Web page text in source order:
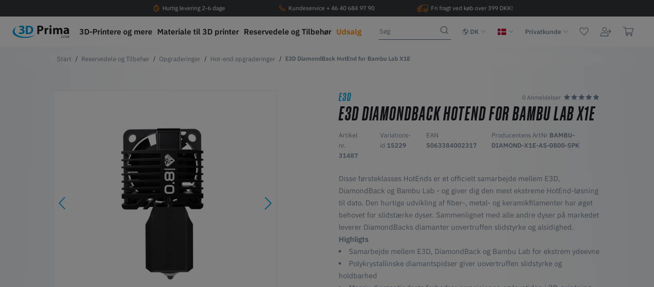
Hurtig levering 2-6 dage Kundeservice + 46 40 684 97 90 Fri fragt ved køb over 399 DKK!
3D-Printere og mere Materiale til 3D printer Reservedele og Tilbehør Udsalg DK Privatkunde
Reservedele og Tilbehør Opgraderinger Hot-end opgraderinger E3D DiamondBack HotEnd for Bambu Lab X1E
E3D 0 Anmeldelser
E3D DIAMONDBACK HOTEND FOR BAMBU LAB X1E
Artikel
nr.
31487
Variations-
id 15229
EAN
5063384002317
Producentens ArtNr BAMBU-
DIAMOND-X1E-AS-0800-SPK
Disse førsteklasses HotEnds er et officielt samarbejde mellem E3D,
DiamondBack og Bambu Lab - og giver dig den mest ekstreme HotEnd-løsning
til dato. Den hurtige udvikling af fiber-, metal- og keramikfilamenter har øget
behovet for slidstærke dyser. Sammenlignet med alle andre dyser på markedet
leverer DiamondBacks diamanter uovertruffen slidstyrke og alsidighed.
Highligts
Samarbejde mellem E3D, DiamondBack og Bambu Lab for ekstrem ydeevne
Polykrystallinske diamantspidser giver uovertruffen slidstyrke og
holdbarhed